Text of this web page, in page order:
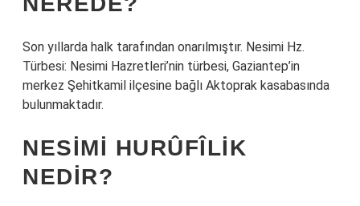
Son yıllarda halk tarafından onarılmıştır. Nesimi Hz.
Türbesi: Nesimi Hazretleri’nin türbesi, Gaziantep’in
merkez Şehitkamil ilçesine bağlı Aktoprak kasabasında
bulunmaktadır.
NESIMI HURÛFÎLIK
NEDIR?